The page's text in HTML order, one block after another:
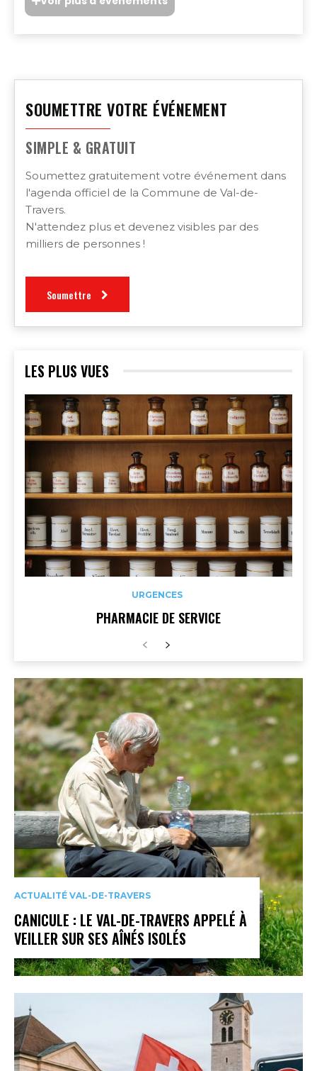
SOUMETTRE VOTRE ÉVÉNEMENT
SIMPLE & GRATUIT
Soumettez gratuitement votre événement dans
l'agenda officiel de la Commune de Val-de-
Travers.
N'attendez plus et devenez visibles par des
milliers de personnes !
Soumettre
LES PLUS VUES
URGENCES
PHARMACIE DE SERVICE
ACTUALITÉ VAL-DE-TRAVERS
CANICULE : LE VAL-DE-TRAVERS APPELÉ À
VEILLER SUR SES AÎNÉS ISOLÉS